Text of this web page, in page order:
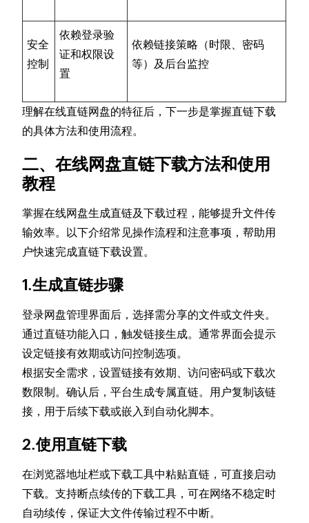
安全
控制
依赖登录验
证和权限设
置
依赖链接策略（时限、密码
等）及后台监控
理解在线直链网盘的特征后，下一步是掌握直链下载
的具体方法和使用流程。
二、在线网盘直链下载方法和使用
教程
掌握在线网盘生成直链及下载过程，能够提升文件传
输效率。以下介绍常见操作流程和注意事项，帮助用
户快速完成直链下载设置。
1.生成直链步骤
登录网盘管理界面后，选择需分享的文件或文件夹。
通过直链功能入口，触发链接生成。通常界面会提示
设定链接有效期或访问控制选项。
根据安全需求，设置链接有效期、访问密码或下载次
数限制。确认后，平台生成专属直链。用户复制该链
接，用于后续下载或嵌入到自动化脚本。
2.使用直链下载
在浏览器地址栏或下载工具中粘贴直链，可直接启动
下载。支持断点续传的下载工具，可在网络不稳定时
自动续传，保证大文件传输过程不中断。